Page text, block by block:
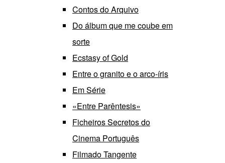
Contos do Arquivo
Do álbum que me coube em
sorte
Ecstasy of Gold
Entre o granito e o arco-íris
Em Série
«Entre Parêntesis»
Ficheiros Secretos do
Cinema Português
Filmado Tangente